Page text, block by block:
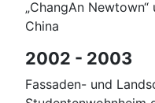
„ChangAn Newtown“
China
2002 - 2003
Fassaden- und